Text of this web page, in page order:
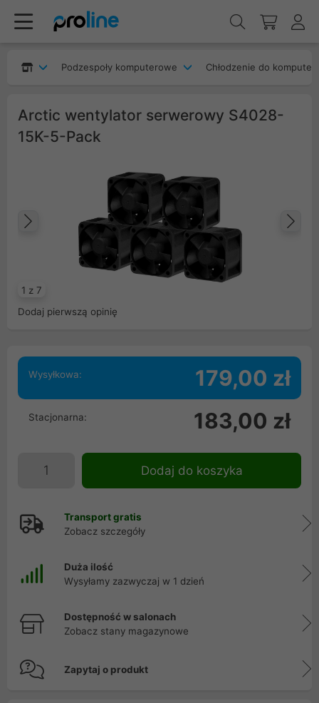
Podzespoły komputerowe Chłodzenie do
Arctic wentylator serwerowy S4028-
15K-5-Pack
1 z 7
Poprzedni
Dodaj pierwszą opinię
Wysyłkowa: 179,00 zł
Stacjonarna: 183,00 zł
Dodaj do koszyka
Transport gratis
Zobacz szczegóły
Duża ilość
Wysyłamy zazwyczaj w 1 dzień
Dostępność w salonach
Zobacz stany magazynowe
Zapytaj o produkt